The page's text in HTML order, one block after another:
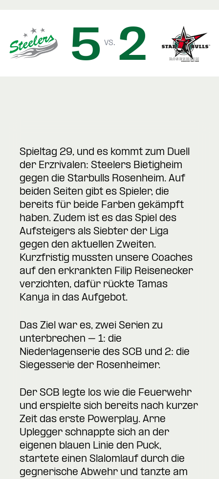
5 vs. 2
Spieltag 29, und es kommt zum Duell
der Erzrivalen: Steelers Bietigheim
gegen die Starbulls Rosenheim. Auf
beiden Seiten gibt es Spieler, die
bereits für beide Farben gekämpft
haben. Zudem ist es das Spiel des
Aufsteigers als Siebter der Liga
gegen den aktuellen Zweiten.
Kurzfristig mussten unsere Coaches
auf den erkrankten Filip Reisenecker
verzichten, dafür rückte Tamas
Kanya in das Aufgebot.
Das Ziel war es, zwei Serien zu
unterbrechen – 1: die
Niederlagenserie des SCB und 2: die
Siegesserie der Rosenheimer.
Der SCB legte los wie die Feuerwehr
und erspielte sich bereits nach kurzer
Zeit das erste Powerplay. Arne
Uplegger schnappte sich an der
eigenen blauen Linie den Puck,
startete einen Slalomlauf durch die
gegnerische Abwehr und tanzte am